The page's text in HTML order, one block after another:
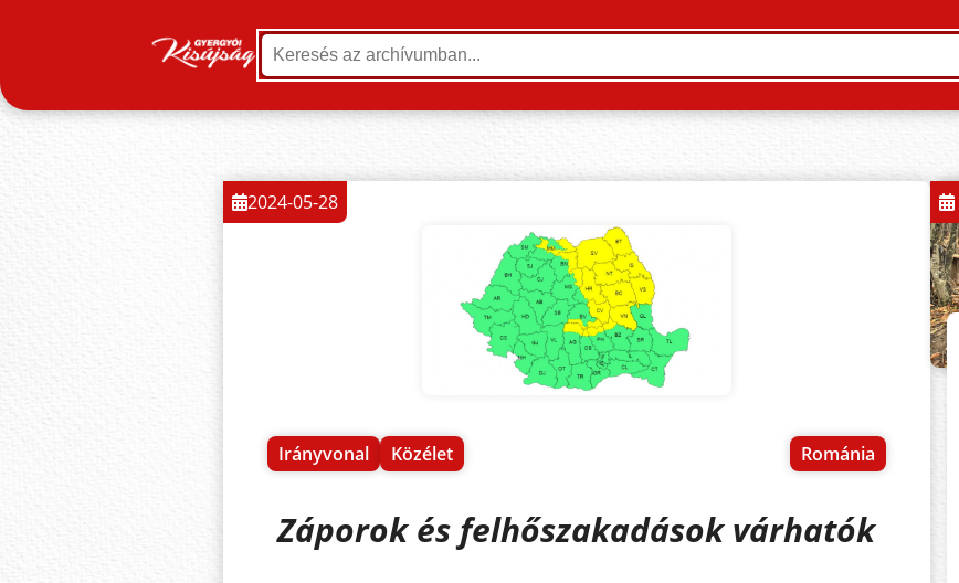
Irányvonal Közélet Románia
2024-05-28
Záporok és felhőszakadások várhatók